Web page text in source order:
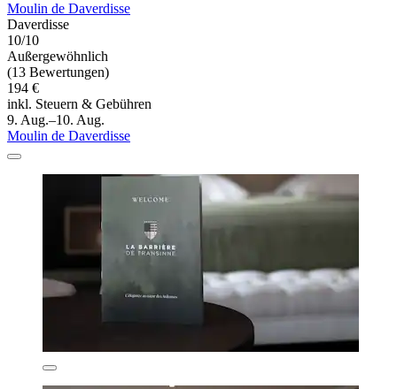
Moulin de Daverdisse
Daverdisse
10/10
Außergewöhnlich
(13 Bewertungen)
194 €
inkl. Steuern & Gebühren
9. Aug.–10. Aug.
Moulin de Daverdisse